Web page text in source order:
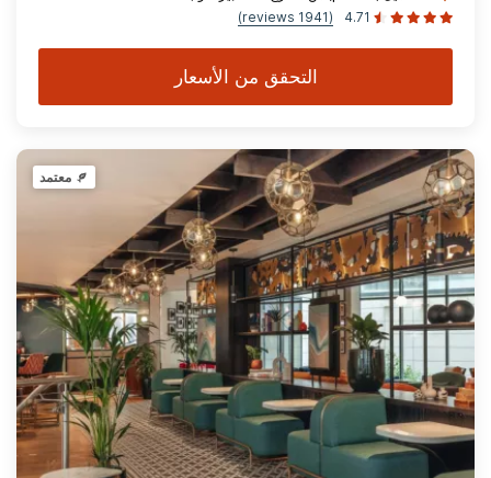
4.71
(1941 reviews)
التحقق من الأسعار
معتمد